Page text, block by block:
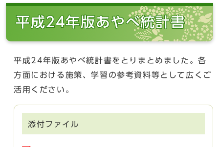
平成24年版あやべ統計書
平成24年版あやべ統計書をとりまとめました。各
方面における施策、学習の参考資料等として広くご
活用ください。
添付ファイル